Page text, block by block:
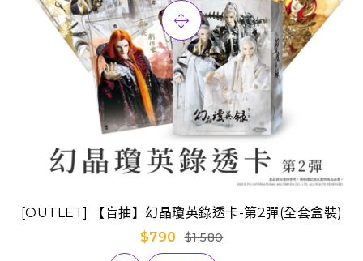
[OUTLET] 【盲抽】幻晶瓊英錄透卡-第2彈(全套盒裝)
$790
$1,580